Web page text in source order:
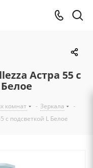
Астра 55 с
комнат - Зеркала
-
с подсветкой L Белое